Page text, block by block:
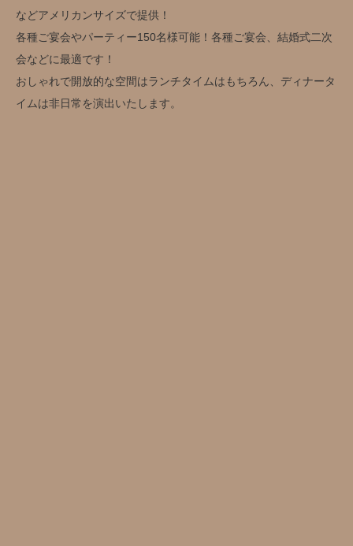
などアメリカンサイズで提供！
各種ご宴会やパーティー150名様可能！各種ご宴会、結婚式二次
会などに最適です！
おしゃれで開放的な空間はランチタイムはもちろん、ディナータ
イムは非日常を演出いたします。